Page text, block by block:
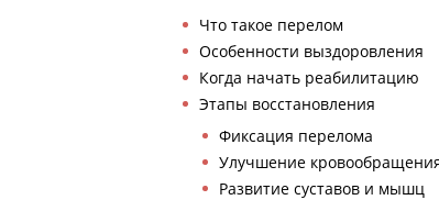
Что такое перелом
Особенности выздоровления
Когда начать реабилитацию
Этапы восстановления
Фиксация перелома
Улучшение
Развитие суставов и мышц